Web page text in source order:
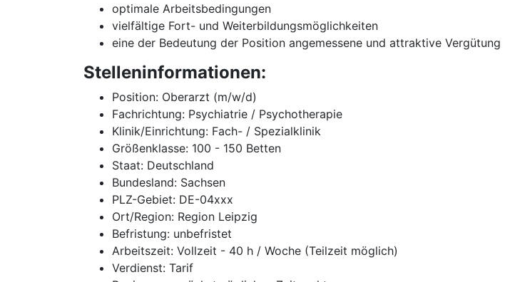
optimale Arbeitsbedingungen
vielfältige Fort- und Weiterbildungsmöglichkeiten
eine der Bedeutung der Position angemessene und attraktive Vergütung
Stelleninformationen:
Position: Oberarzt (m/w/d)
Fachrichtung: Psychiatrie / Psychotherapie
Klinik/Einrichtung: Fach- / Spezialklinik
Größenklasse: 100 - 150 Betten
Staat: Deutschland
Bundesland: Sachsen
PLZ-Gebiet: DE-04xxx
Ort/Region: Region Leipzig
Befristung: unbefristet
Arbeitszeit: Vollzeit - 40 h / Woche (Teilzeit möglich)
Verdienst: Tarif